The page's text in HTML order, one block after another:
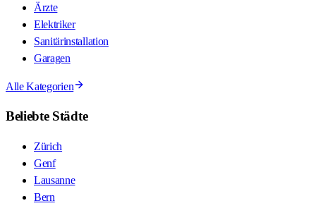
Ärzte
Elektriker
Sanitärinstallation
Garagen
Alle Kategorien
Beliebte Städte
Zürich
Genf
Lausanne
Bern